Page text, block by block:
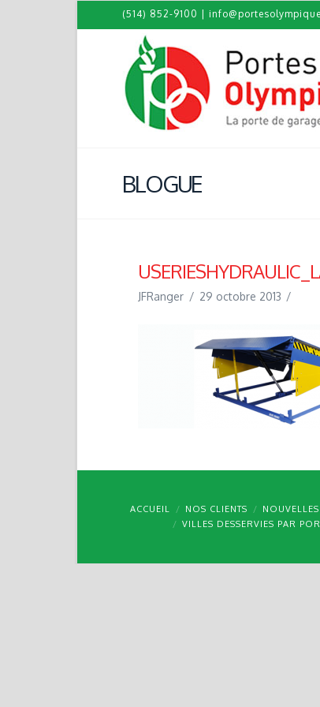
(514) 852-9100
BLOGUE
JFRanger 29 octobre 2013
ACCUEIL NOS CLIENTS NOUVELLES
VILLES DESSERVIES PAR